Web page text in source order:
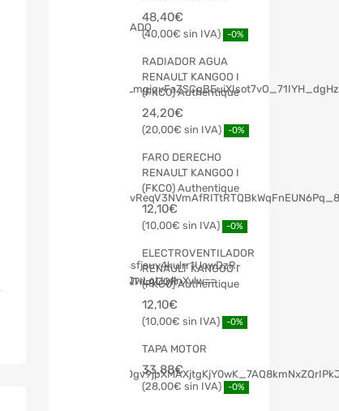
48,40€
40,00€ -0%
RADIADOR AGUA
RENAULT KANGOO I
(FKC0) Authentique
24,20€
20,00€ -0%
FARO DERECHO
RENAULT KANGOO I
(FKC0) Authentique
12,10€
10,00€ -0%
ELECTROVENTILADOR
RENAULT KANGOO I
(FKC0) Authentique
12,10€
10,00€ -0%
TAPA MOTOR
33,88€
28,00€ -0%